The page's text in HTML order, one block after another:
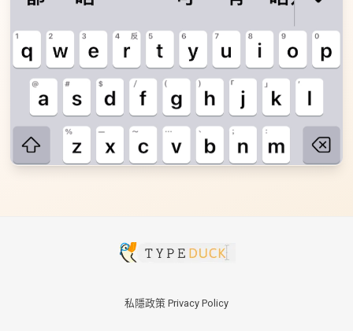
私隱政策 Privacy Policy